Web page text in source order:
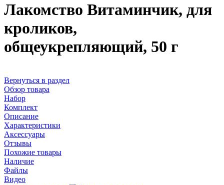
Лакомство Витаминчик, для
кроликов,
общеукрепляющий, 50 г
Вернуться в раздел
Обзор товара
Набор
Комплект
Описание
Характеристики
Аксессуары
Отзывы
Похожие товары
Наличие
Файлы
Видео